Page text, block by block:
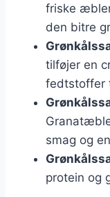
friske
den bitre
tilføjer en
fedtstoffer
smag og
protein og